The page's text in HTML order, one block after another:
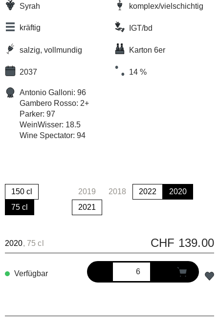
Syrah komplex/vielschichtig
kräftig IGT/bd
salzig, vollmundig Karton 6er
2037 14 %
Antonio Galloni: 96
Gambero Rosso: 2+
Parker: 97
WeinWisser: 18.5
Wine Spectator: 94
150 cl
75 cl
2019
(Diese Option ist zurzeit nicht verfügbar.)
2018
(Diese Option ist zurzeit nicht
2022
2020
2021
2020, 75 cl CHF 139.00
Verfügbar